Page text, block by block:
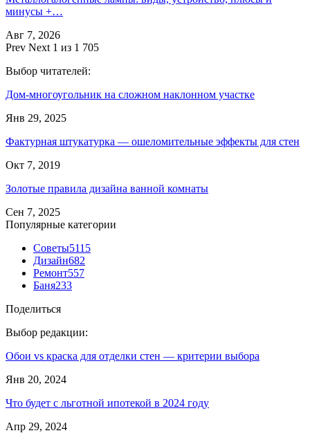
минусы +…
Авг 7, 2026
Prev Next 1 из 1 705
Выбор читателей:
Дом-многоугольник на сложном наклонном участке
Янв 29, 2025
Фактурная штукатурка — ошеломительные эффекты для стен
Окт 7, 2019
Золотые правила дизайна ванной комнаты
Сен 7, 2025
Популярные категории
Советы5115
Дизайн682
Ремонт557
Баня233
Поделиться
Выбор редакции:
Обои vs краска для отделки стен — критерии выбора
Янв 20, 2024
Что будет с льготной ипотекой в 2024 году
Апр 29, 2024